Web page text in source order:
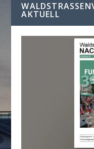
KTUELL